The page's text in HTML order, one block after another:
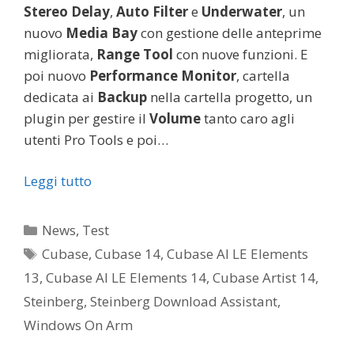
Stereo Delay, Auto Filtere Underwater, un
nuovo Media Baycon gestione delle anteprime
migliorata, Range Tool con nuove funzioni. E
poi nuovo Performance Monitor, cartella
dedicata ai Backup nella cartella progetto, un
plugin per gestire il Volumetanto caro agli
utenti Pro Tools e poi…
Leggi tutto
Categorie
News, Test
Tag
Cubase,Cubase 14,Cubase AI LE Elements
13, Cubase AI LE Elements 14, Cubase Artist 14,
Steinberg, Steinberg Download Assistant,
Windows On Arm